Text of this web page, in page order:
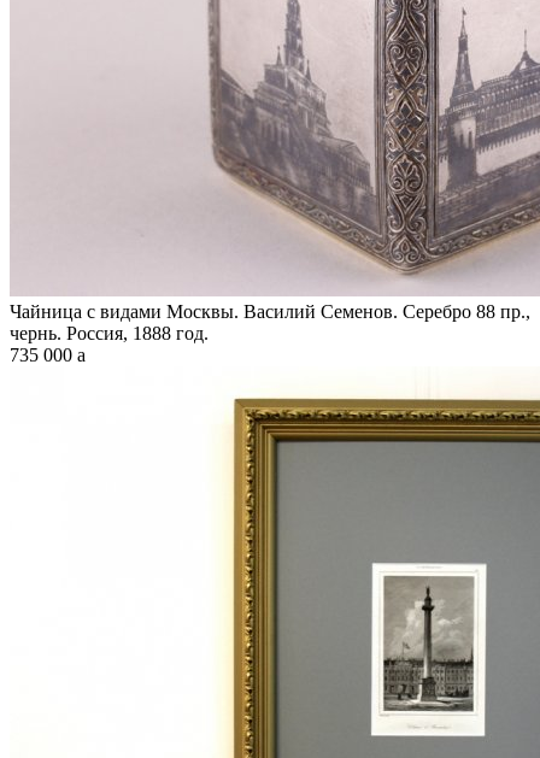
Чайница с видами Москвы. Василий Семенов. Серебро 88 пр.,
чернь. Россия, 1888 год.
735 000 a